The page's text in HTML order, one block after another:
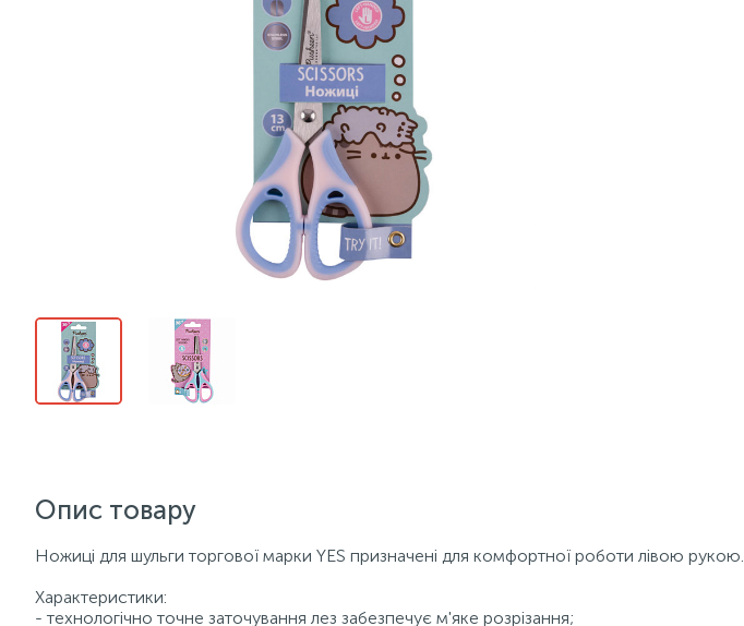
Опис товару
Ножиці для шульги торгової марки YES призначені для комфортної роботи лівою рукою.
Характеристики:
- технологічно точне заточування лез забезпечує м'яке розрізання;